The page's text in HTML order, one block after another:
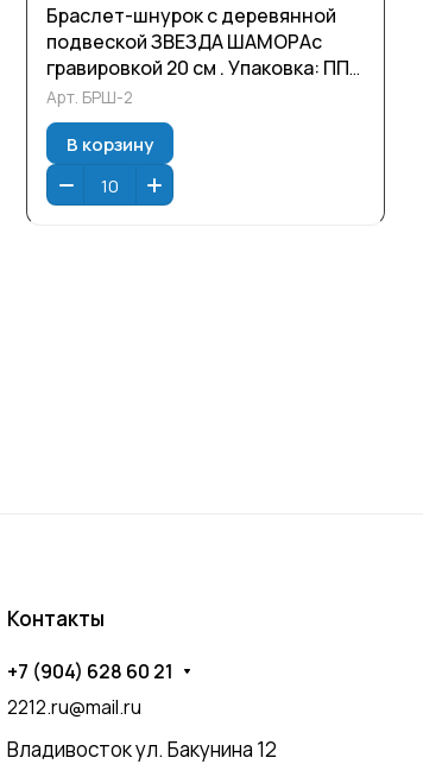
Браслет-шнурок с деревянной
подвеской ЗВЕЗДА ШАМОРАс
гравировкой 20 см . Упаковка: ПП
пакет.
Арт. БРШ-2
В корзину
Контакты
+7 (904) 628 60 21
2212.ru@mail.ru
Владивосток ул. Бакунина 12